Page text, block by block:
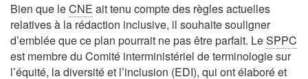
Bien que leCNE ait tenu compte des règles actuelles
relatives à la rédaction inclusive, il souhaite souligner
d’emblée que ce plan pourrait ne pas être parfait. LeSPPC
est membre du Comité interministériel de terminologie sur
l’équité, la diversité et l’inclusion (EDI), qui ont élaboré et